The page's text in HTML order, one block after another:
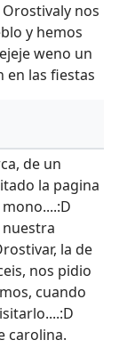
nos
y hemos
weno un
en las fiestas
de un
la pagina
la de
nos pidio
cuando
carolina.